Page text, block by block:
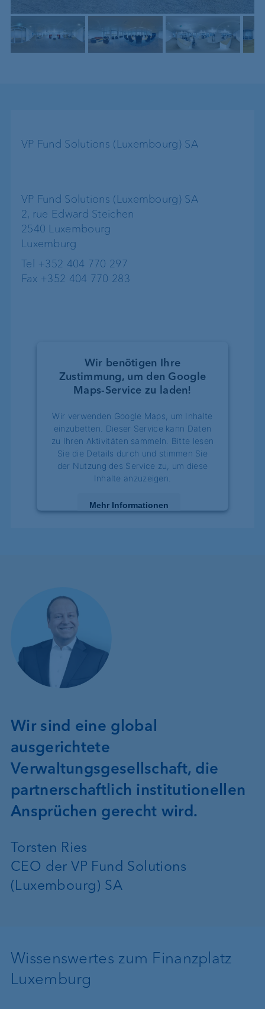
VP Fund Solutions (Luxembourg) SA
VP Fund Solutions (Luxembourg) SA
2, rue Edward Steichen
2540 Luxembourg
Luxemburg
Tel +352 404 770 297
Fax +352 404 770 283
Wir benötigen Ihre
Zustimmung, um den Google
Maps-Service zu laden!
Wir verwenden Google Maps, um Inhalte
einzubetten. Dieser Service kann Daten
zu Ihren Aktivitäten sammeln. Bitte lesen
Sie die Details durch und stimmen Sie
der Nutzung des Service zu, um diese
Inhalte anzuzeigen.
Mehr Informationen
Wir sind eine global
ausgerichtete
Verwaltungsgesellschaft, die
partnerschaftlich institutionellen
Ansprüchen gerecht wird.
Torsten Ries
CEO der VP Fund Solutions
(Luxembourg) SA
Wissenswertes zum Finanzplatz
Luxemburg